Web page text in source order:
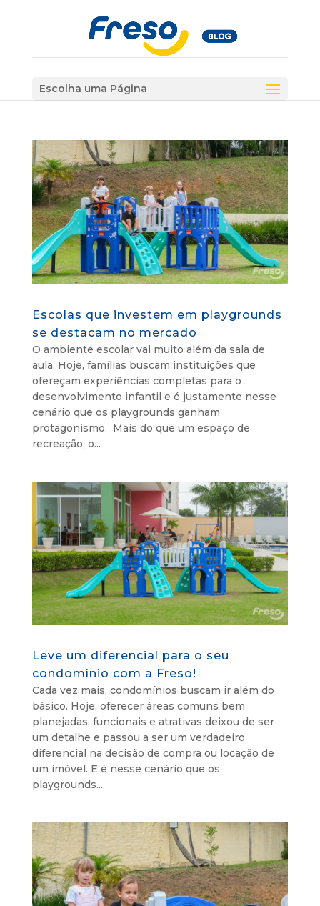
Escolha uma Página
Escolas que investem em playgrounds
se destacam no mercado
O ambiente escolar vai muito além da sala de
aula. Hoje, famílias buscam instituições que
ofereçam experiências completas para o
desenvolvimento infantil e é justamente nesse
cenário que os playgrounds ganham
protagonismo. Mais do que um espaço de
recreação, o...
Leve um diferencial para o seu
condomínio com a Freso!
Cada vez mais, condomínios buscam ir além do
básico. Hoje, oferecer áreas comuns bem
planejadas, funcionais e atrativas deixou de ser
um detalhe e passou a ser um verdadeiro
diferencial na decisão de compra ou locação de
um imóvel. E é nesse cenário que os
playgrounds...